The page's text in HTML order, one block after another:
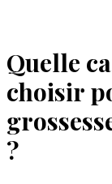
Quelle
choisir
?